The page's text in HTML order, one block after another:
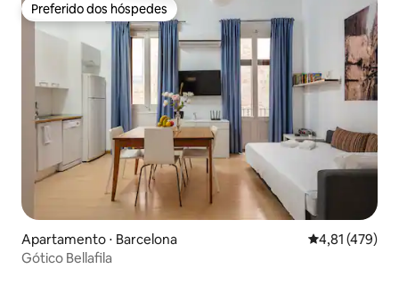
Preferido dos hóspedes
Preferido dos hóspedes
Apartamento ⋅ Barcelona 4,81 de uma
4,81 (479)
Gótico Bellafila